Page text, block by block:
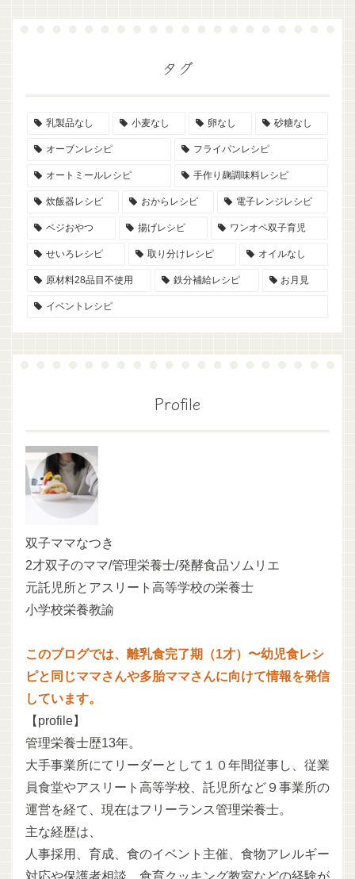
タグ
乳製品なし 小麦なし 卵なし 砂糖なし
オーブンレシピ フライパンレシピ
オートミールレシピ 手作り麹調味料レシピ
炊飯器レシピ おからレシピ 電子レンジレシピ
ベジおやつ 揚げレシピ ワンオペ双子育児
せいろレシピ 取り分けレシピ オイルなし
原材料28品目不使用 鉄分補給レシピ お月見
イベントレシピ
Profile
双子ママなつき
2才双子のママ/管理栄養士/発酵食品ソムリエ
元託児所とアスリート高等学校の栄養士
小学校栄養教諭
このブログでは、離乳食完了期（1才）〜幼児食レシ
ピと同じママさんや多胎ママさんに向けて情報を発信
しています。
【profile】
管理栄養士歴13年。
大手事業所にてリーダーとして１０年間従事し、従業
員食堂やアスリート高等学校、託児所など９事業所の
運営を経て、現在はフリーランス管理栄養士。
主な経歴は、
人事採用、育成、食のイベント主催、食物アレルギー